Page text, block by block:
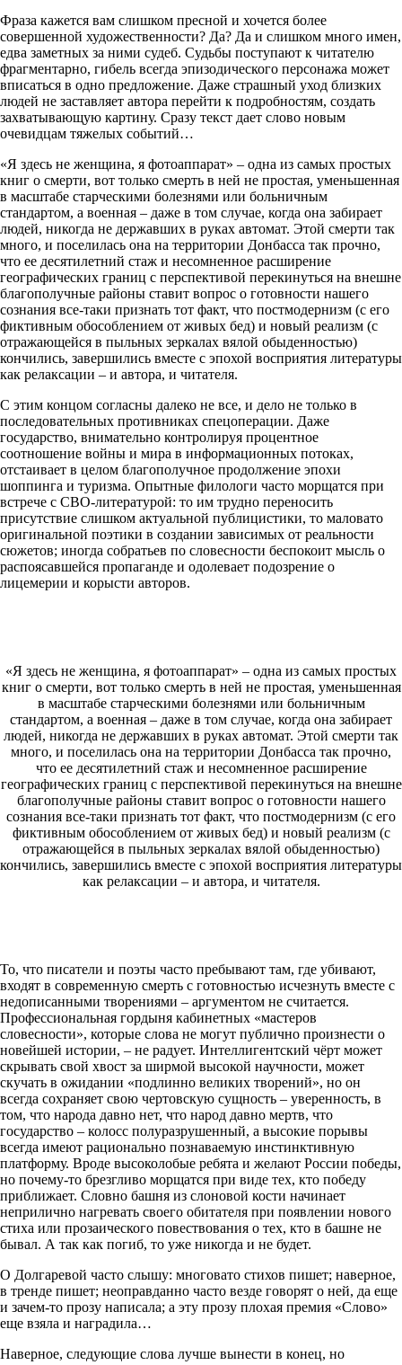
Фраза кажется вам слишком пресной и хочется более
совершенной художественности? Да? Да и слишком много имен,
едва заметных за ними судеб. Судьбы поступают к читателю
фрагментарно, гибель всегда эпизодического персонажа может
вписаться в одно предложение. Даже страшный уход близких
людей не заставляет автора перейти к подробностям, создать
захватывающую картину. Сразу текст дает слово новым
очевидцам тяжелых событий…
«Я здесь не женщина, я фотоаппарат» – одна из самых простых
книг о смерти, вот только смерть в ней не простая, уменьшенная
в масштабе старческими болезнями или больничным
стандартом, а военная – даже в том случае, когда она забирает
людей, никогда не державших в руках автомат. Этой смерти так
много, и поселилась она на территории Донбасса так прочно,
что ее десятилетний стаж и несомненное расширение
географических границ с перспективой перекинуться на внешне
благополучные районы ставит вопрос о готовности нашего
сознания все-таки признать тот факт, что постмодернизм (с его
фиктивным обособлением от живых бед) и новый реализм (с
отражающейся в пыльных зеркалах вялой обыденностью)
кончились, завершились вместе с эпохой восприятия литературы
как релаксации – и автора, и читателя.
С этим концом согласны далеко не все, и дело не только в
последовательных противниках спецоперации. Даже
государство, внимательно контролируя процентное
соотношение войны и мира в информационных потоках,
отстаивает в целом благополучное продолжение эпохи
шоппинга и туризма. Опытные филологи часто морщатся при
встрече с СВО-литературой: то им трудно переносить
присутствие слишком актуальной публицистики, то маловато
оригинальной поэтики в создании зависимых от реальности
сюжетов; иногда собратьев по словесности беспокоит мысль о
распоясавшейся пропаганде и одолевает подозрение о
лицемерии и корысти авторов.
«Я здесь не женщина, я фотоаппарат» – одна из самых простых
книг о смерти, вот только смерть в ней не простая, уменьшенная
в масштабе старческими болезнями или больничным
стандартом, а военная – даже в том случае, когда она забирает
людей, никогда не державших в руках автомат. Этой смерти так
много, и поселилась она на территории Донбасса так прочно,
что ее десятилетний стаж и несомненное расширение
географических границ с перспективой перекинуться на внешне
благополучные районы ставит вопрос о готовности нашего
сознания все-таки признать тот факт, что постмодернизм (с его
фиктивным обособлением от живых бед) и новый реализм (с
отражающейся в пыльных зеркалах вялой обыденностью)
кончились, завершились вместе с эпохой восприятия литературы
как релаксации – и автора, и читателя.
То, что писатели и поэты часто пребывают там, где убивают,
входят в современную смерть с готовностью исчезнуть вместе с
недописанными творениями – аргументом не считается.
Профессиональная гордыня кабинетных «мастеров
словесности», которые слова не могут публично произнести о
новейшей истории, – не радует. Интеллигентский чёрт может
скрывать свой хвост за ширмой высокой научности, может
скучать в ожидании «подлинно великих творений», но он
всегда сохраняет свою чертовскую сущность – уверенность, в
том, что народа давно нет, что народ давно мертв, что
государство – колосс полуразрушенный, а высокие порывы
всегда имеют рационально познаваемую инстинктивную
платформу. Вроде высоколобые ребята и желают России победы,
но почему-то брезгливо морщатся при виде тех, кто победу
приближает. Словно башня из слоновой кости начинает
неприлично нагревать своего обитателя при появлении нового
стиха или прозаического повествования о тех, кто в башне не
бывал. А так как погиб, то уже никогда и не будет.
О Долгаревой часто слышу: многовато стихов пишет; наверное,
в тренде пишет; неоправданно часто везде говорят о ней, да еще
и зачем-то прозу написала; а эту прозу плохая премия «Слово»
еще взяла и наградила…
Наверное, следующие слова лучше вынести в конец, но